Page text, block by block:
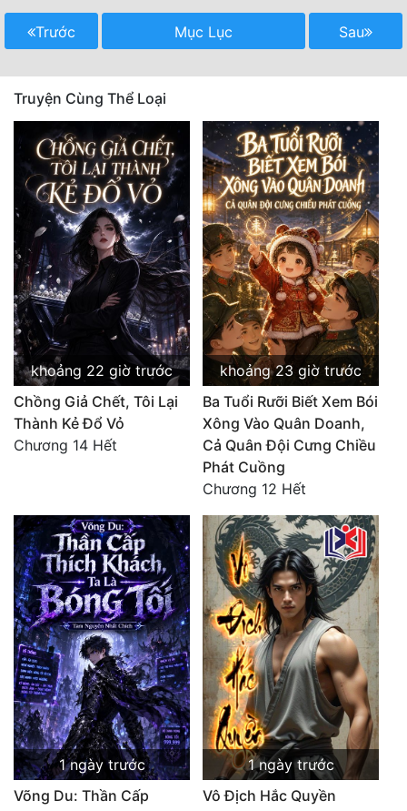
Trước Mục Lục Sau
Truyện Cùng Thể Loại
khoảng 22 giờ trước
Chồng Giả Chết, Tôi Lại
Thành Kẻ Đổ Vỏ
Chương 14 Hết
khoảng 23 giờ trước
Ba Tuổi Rưỡi Biết Xem Bói
Xông Vào Quân Doanh,
Cả Quân Đội Cưng Chiều
Phát Cuồng
Chương 12 Hết
1 ngày trước
Võng Du: Thần Cấp
1 ngày trước
Vô Địch Hắc Quyền